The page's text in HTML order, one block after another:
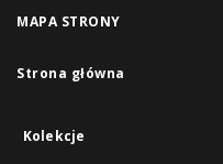
MAPA STRONY
Strona główna
Kolekcje